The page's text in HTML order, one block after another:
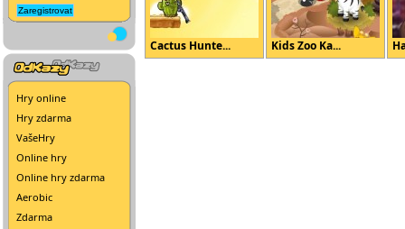
Hry online
Hry zdarma
VašeHry
Online hry
Online hry zdarma
Aerobic
Zdarma
Cactus Hunte... Kids Zoo Ka...